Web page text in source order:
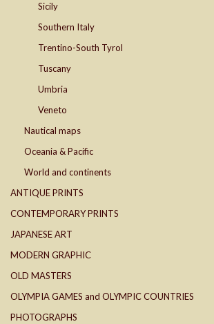
Sicily
Southern Italy
Trentino-South Tyrol
Tuscany
Umbria
Veneto
Nautical maps
Oceania & Pacific
World and continents
ANTIQUE PRINTS
CONTEMPORARY PRINTS
JAPANESE ART
MODERN GRAPHIC
OLD MASTERS
OLYMPIA GAMES and OLYMPIC COUNTRIES
PHOTOGRAPHS